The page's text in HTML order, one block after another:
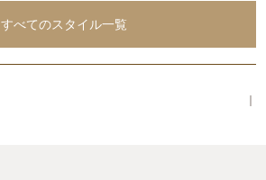
すべてのスタイル一覧